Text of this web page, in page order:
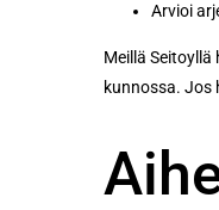
Arvioi
Meillä
kunnossa. Jos